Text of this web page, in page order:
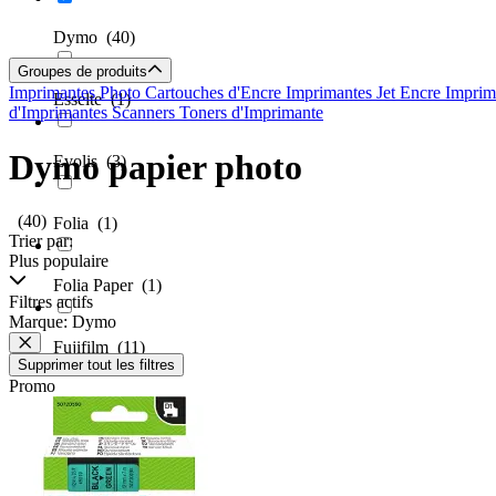
Dymo (40)
Esselte(1)
Evolis (3)
Folia (1)
Folia Paper (1)
Fujifilm (11)
G&G(1)
GrafiX Green (1)
Groupes de produits
Imprimantes Photo Cartouches d'Encre Imprimantes Jet Encre
d'Imprimantes Scanners Toners d'Imprimante
Dymo papier photo
(40)
Trier par:
Plus populaire
Filtres actifs
Marque: Dymo
Supprimer tout les filtres
Promo